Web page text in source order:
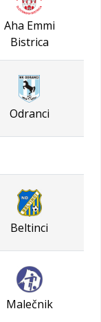
Aha Emmi
Bistrica
Odranci
Beltinci
Malečnik